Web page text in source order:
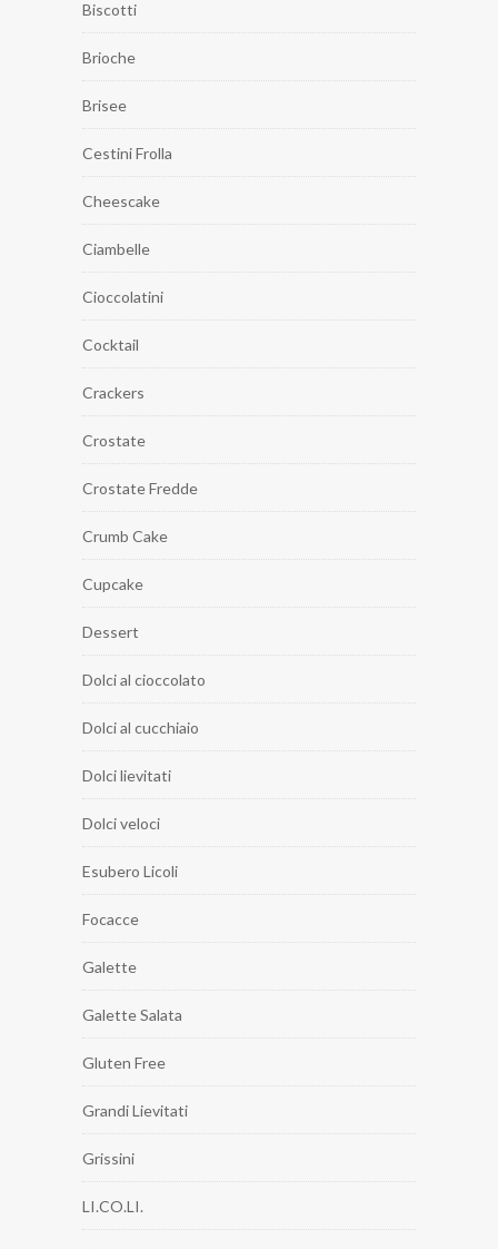
Biscotti
Brioche
Brisee
Cestini Frolla
Cheescake
Ciambelle
Cioccolatini
Cocktail
Crackers
Crostate
Crostate Fredde
Crumb Cake
Cupcake
Dessert
Dolci al cioccolato
Dolci al cucchiaio
Dolci lievitati
Dolci veloci
Esubero Licoli
Focacce
Galette
Galette Salata
Gluten Free
Grandi Lievitati
Grissini
LI.CO.LI.